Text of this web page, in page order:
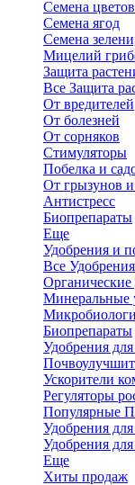
Семена цветов
Семена ягод
Семена
Мицелий
Защита
Все Защита
От вредителей
От болезней
От сорняков
Стимуляторы
Побелка и
От грызунов
Антистресс
Биопрепараты
Еще
Удобрения и
Все
Органические
Минеральные
Биопрепараты
Удобрения
Ускорители
Регуляторы
Популярные
Удобрения
Удобрения
Еще
Хиты продаж